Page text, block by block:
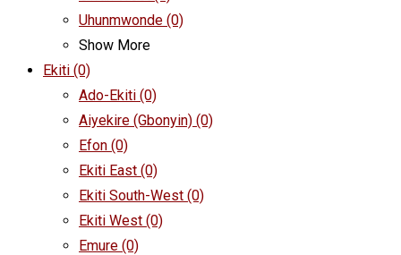
Uhunmwonde (0)
Show More
Ekiti (0)
Ado-Ekiti (0)
Aiyekire (Gbonyin) (0)
Efon (0)
Ekiti East (0)
Ekiti South-West (0)
Ekiti West (0)
Emure (0)